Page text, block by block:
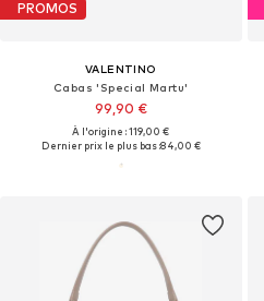
PROMOS
VALENTINO
Cabas 'Special Martu'
99,90 €
À l'origine : 119,00 €
Dernier prix le plus bas :84,00 €